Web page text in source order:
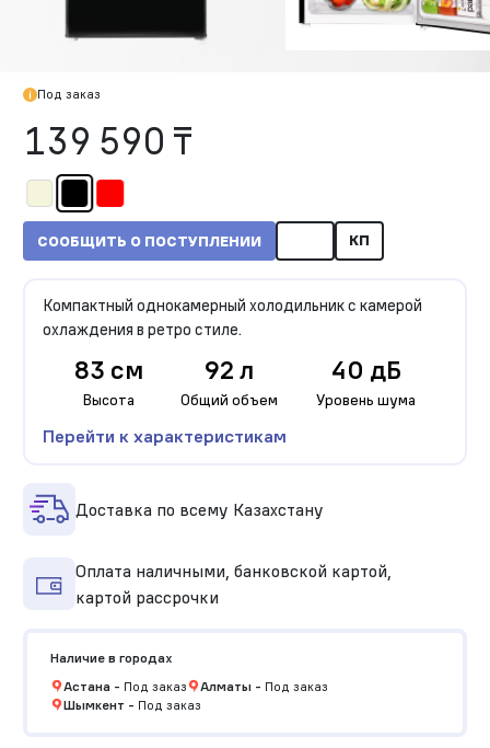
Под заказ
139 590 ₸
СООБЩИТЬ О ПОСТУПЛЕНИИ КП
Компактный однокамерный холодильник с камерой
охлаждения в ретро стиле.
83 см
Высота
92 л
Общий объем
40 дБ
Уровень шума
Перейти к характеристикам
Доставка по всему Казахстану
Оплата наличными, банковской картой,
картой рассрочки
Наличие в городах
Астана- Под заказ Алматы- Под заказ
Шымкент - Под заказ